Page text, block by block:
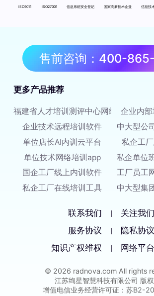
ISO9011 ISO27001 信息系统安全登记 国家高新技术企业 信息技
售前咨询：400-
更多产品推荐
福建省人才培训测评中心网络平台企业内
企业技术远程培训软件
中大型公
单位店长AI内训云平台
私企工
单位技术网络培训app
私企单位
国企工厂线上内训软件
工厂员工
私企工厂在线培训工具
中大型集
联系我们 |
关注我们
服务协议
|
隐私协议
知识产权维权
| 网络平
© 2026 radnova.com All rights
江苏绚星智慧科技有限公司 版
增值电信业务经营许可证：苏B2-